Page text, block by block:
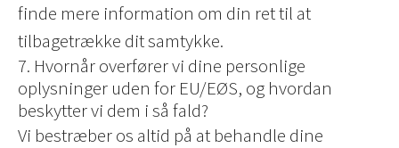
finde mere information om din ret til at
tilbagetrække dit samtykke.
7. Hvornår overfører vi dine personlige
oplysninger uden for EU/EØS, og hvordan
beskytter vi dem i så fald?
Vi bestræber os altid på at behandle dine